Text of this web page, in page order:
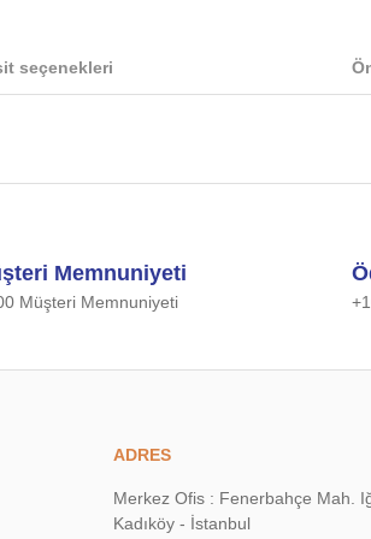
seçenekleri
tarafımıza iletebilirsiniz.
Memnuniyeti
Müşteri Memnuniyeti
ADRES
Merkez Ofis : Fenerbahçe Mah.
Kadıköy - İstanbul